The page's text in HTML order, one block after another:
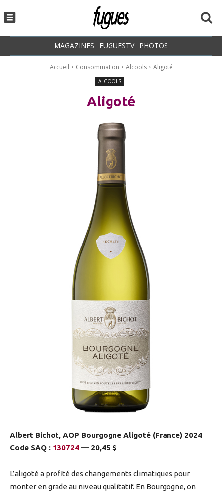
MAGAZINES FUGUESTV PHOTOS
Accueil Consommation Alcools Aligoté
ALCOOLS
Aligoté
Albert Bichot, AOP Bourgogne Aligoté (France) 2024
Code SAQ : 130724 — 20,45 $
L’aligoté a profité des changements climatiques pour
monter en grade au niveau qualitatif. En Bourgogne, on